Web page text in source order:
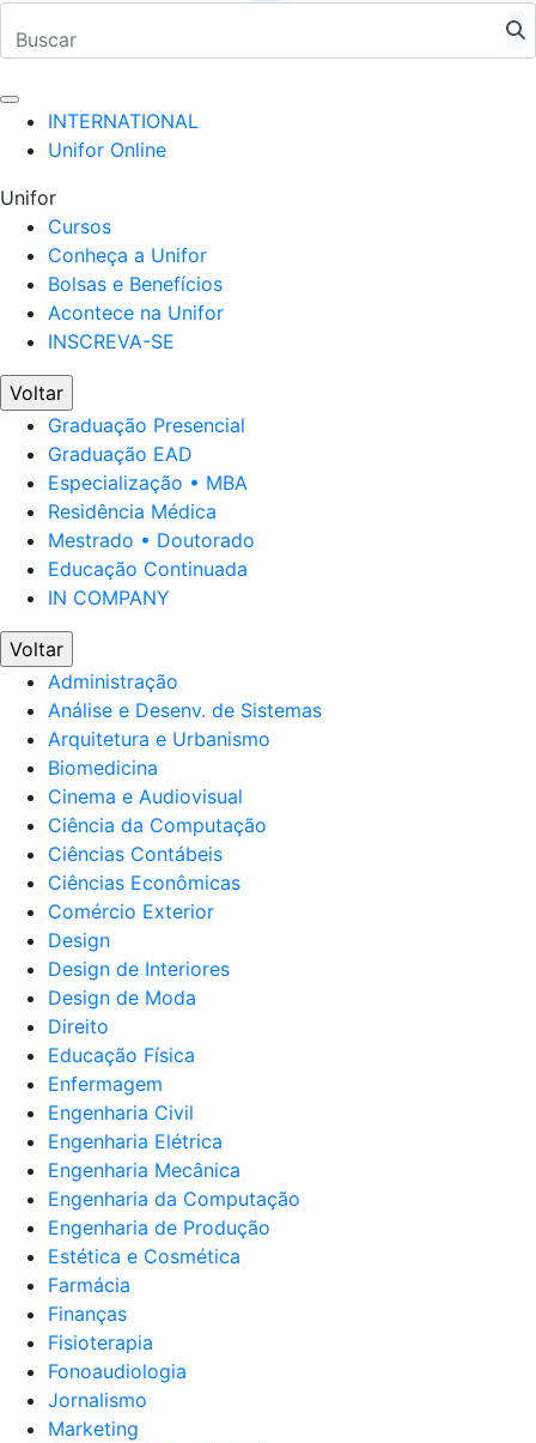
INTERNATIONAL
Unifor Online
Unifor
Cursos
Conheça a Unifor
Bolsas e Benefícios
Acontece na Unifor
INSCREVA-SE
Voltar
Graduação Presencial
Graduação EAD
Especialização • MBA
Residência Médica
Mestrado • Doutorado
Educação Continuada
IN COMPANY
Voltar
Administração
Análise e Desenv. de Sistemas
Arquitetura e Urbanismo
Biomedicina
Cinema e Audiovisual
Ciência da Computação
Ciências Contábeis
Ciências Econômicas
Comércio Exterior
Design
Design de Interiores
Design de Moda
Direito
Educação Física
Enfermagem
Engenharia Civil
Engenharia Elétrica
Engenharia Mecânica
Engenharia da Computação
Engenharia de Produção
Estética e Cosmética
Farmácia
Finanças
Fisioterapia
Fonoaudiologia
Jornalismo
Marketing